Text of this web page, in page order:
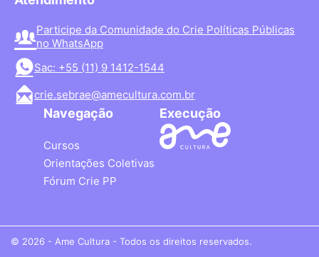
Participe da Comunidade do Crie Políticas Públicas
no WhatsApp
Sac: +55 (11) 9 1412-1544
crie.sebrae@amecultura.com.br
Navegação
Cursos
Orientações Coletivas
Fórum Crie PP
Execução
© 2026 - Ame Cultura - Todos os direitos reservados.